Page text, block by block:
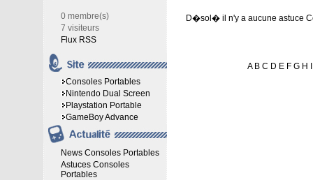
0 membre(s)
7 visiteurs
Flux RSS
Consoles Portables
Nintendo Dual Screen
Playstation Portable
GameBoy Advance
News Consoles Portables
Astuces Consoles
Portables
D�sol� il n'y a aucune astuce
A B C D E F G H